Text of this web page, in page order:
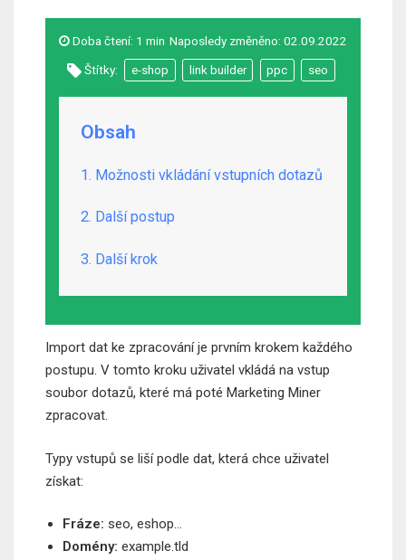
Naposledy změněno: 02.09.2022
Doba čtení: 1 min
Štítky: e-shop link builder ppc seo
Obsah
1. Možnosti vkládání vstupních dotazů
2. Další postup
3. Další krok
Import dat ke zpracování je prvním krokem každého
postupu. V tomto kroku uživatel vkládá na vstup
soubor dotazů, které má poté Marketing Miner
zpracovat.
Typy vstupů se liší podle dat, která chce uživatel
získat:
Fráze: seo, eshop…
Domény: example.tld